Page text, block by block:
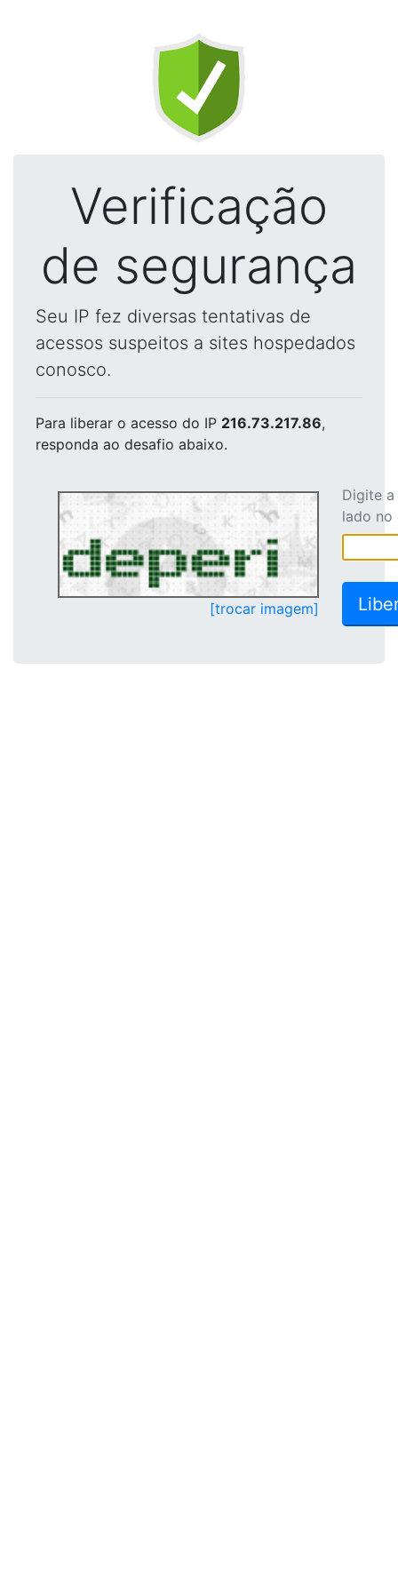
Verificação
de segurança
Seu IP fez diversas tentativas de
acessos suspeitos a sites hospedados
conosco.
Para liberar o acesso do IP 216.73.217.86,
responda ao desafio abaixo.
[trocar imagem]
Digite
lado no